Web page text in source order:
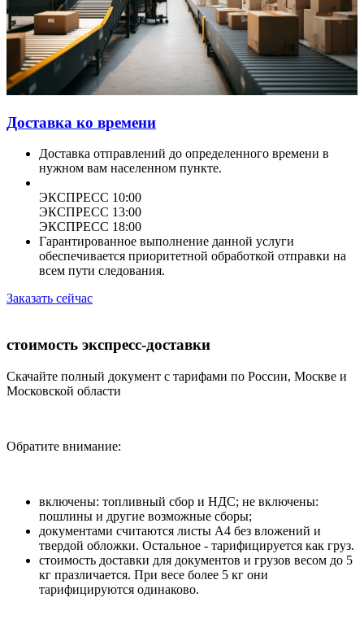
Доставка ко времени
Доставка отправлений до определенного времени в
нужном вам населенном пункте.
ЭКСПРЕСС 10:00
ЭКСПРЕСС 13:00
ЭКСПРЕСС 18:00
Гарантированное выполнение данной услуги
обеспечивается приоритетной обработкой отправки на
всем пути следования.
Заказать сейчас
стоимость экспресс-доставки
Скачайте полный документ с тарифами по России, Москве и
Московской области
Обратите внимание:
включены: топливный сбор и НДС; не включены:
пошлины и другие возможные сборы;
документами считаются листы А4 без вложений и
твердой обложки. Остальное - тарифицируется как груз.
стоимость доставки для документов и грузов весом до 5
кг празличается. При весе более 5 кг они
тарифицируются одинаково.